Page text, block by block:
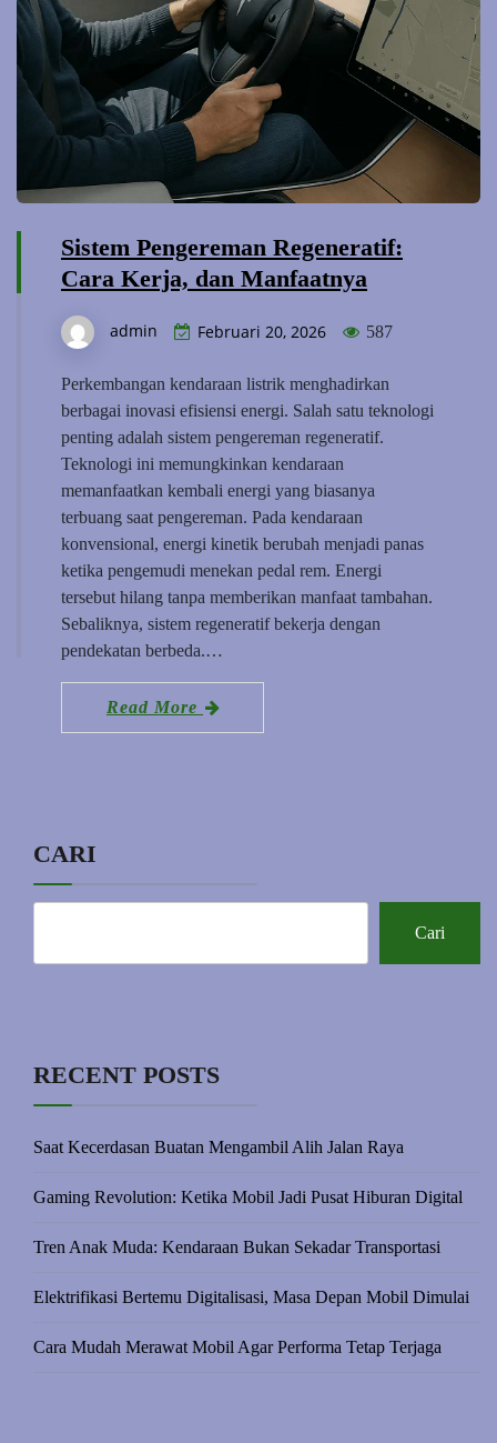
Sistem Pengereman Regeneratif:
Cara Kerja, dan Manfaatnya
admin Februari 20, 2026 587
Perkembangan kendaraan listrik menghadirkan
berbagai inovasi efisiensi energi. Salah satu teknologi
penting adalah sistem pengereman regeneratif.
Teknologi ini memungkinkan kendaraan
memanfaatkan kembali energi yang biasanya
terbuang saat pengereman. Pada kendaraan
konvensional, energi kinetik berubah menjadi panas
ketika pengemudi menekan pedal rem. Energi
tersebut hilang tanpa memberikan manfaat tambahan.
Sebaliknya, sistem regeneratif bekerja dengan
pendekatan berbeda.…
Read More
CARI
Cari
RECENT POSTS
Saat Kecerdasan Buatan Mengambil Alih Jalan Raya
Gaming Revolution: Ketika Mobil Jadi Pusat Hiburan Digital
Tren Anak Muda: Kendaraan Bukan Sekadar Transportasi
Elektrifikasi Bertemu Digitalisasi, Masa Depan Mobil Dimulai
Cara Mudah Merawat Mobil Agar Performa Tetap Terjaga